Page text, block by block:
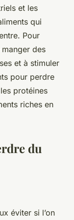
et les
qui
Pour
des
et à stimuler
pour perdre
protéines
riches en
du
éviter si l’on